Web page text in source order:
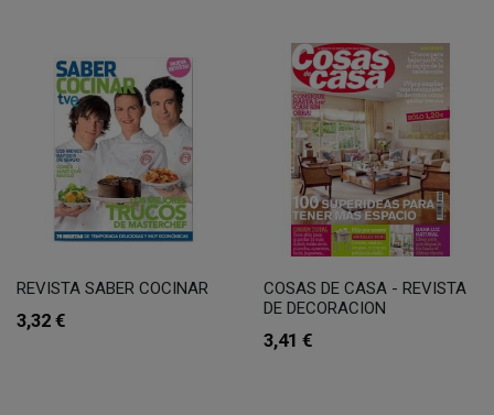
REVISTA SABER COCINAR
3,32 €
COSAS DE CASA - REVISTA
DE DECORACION
3,41 €